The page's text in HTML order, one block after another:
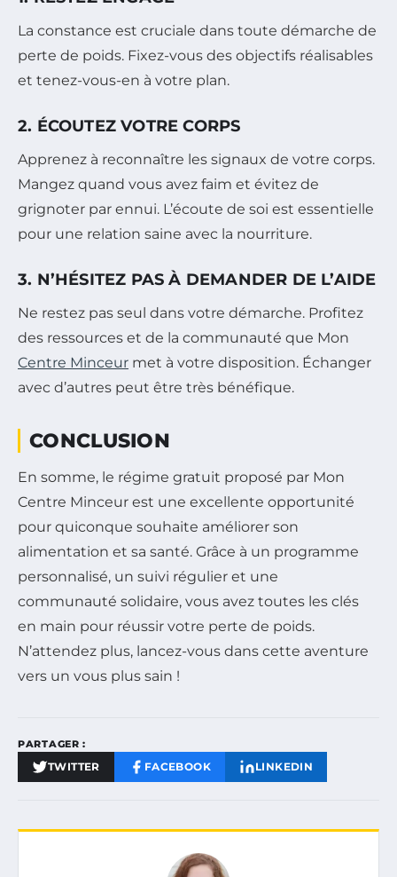
La constance est cruciale dans toute démarche de
perte de poids. Fixez-vous des objectifs réalisables
et tenez-vous-en à votre plan.
2. ÉCOUTEZ VOTRE CORPS
Apprenez à reconnaître les signaux de votre corps.
Mangez quand vous avez faim et évitez de
grignoter par ennui. L’écoute de soi est essentielle
pour une relation saine avec la nourriture.
3. N’HÉSITEZ PAS À DEMANDER DE L’AIDE
Ne restez pas seul dans votre démarche. Profitez
des ressources et de la communauté que Mon
Centre Minceur met à votre disposition. Échanger
avec d’autres peut être très bénéfique.
CONCLUSION
En somme, le régime gratuit proposé par Mon
Centre Minceur est une excellente opportunité
pour quiconque souhaite améliorer son
alimentation et sa santé. Grâce à un programme
personnalisé, un suivi régulier et une
communauté solidaire, vous avez toutes les clés
en main pour réussir votre perte de poids.
N’attendez plus, lancez-vous dans cette aventure
vers un vous plus sain !
PARTAGER :
TWITTER FACEBOOK LINKEDIN